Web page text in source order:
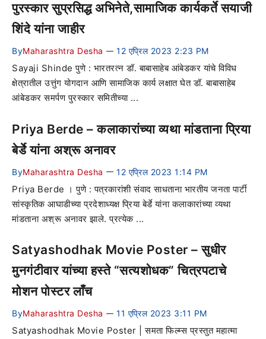
पुरस्कार सुप्रसिद्ध अभिनेते,सामाजिक कार्यकर्ते सयाजी
शिंदे यांना जाहीर
ByMaharashtra Desha — 12 एप्रिल 2023 2:23 PM
Sayaji Shinde पुणे : भारतरत्न डॉ. बाबासाहेब आंबेडकर यांचे विविध
क्षेत्रातील उत्तुंग योगदान आणि सामाजिक कार्य लक्षात घेत डॉ. बाबासाहेब
आंबेडकर समर्पण पुरस्कार समितीच्या ...
Priya Berde – कलाकारांच्या व्यथा मांडताना प्रिया
बेर्डे यांना अश्रू अनावर
ByMaharashtra Desha — 12 एप्रिल 2023 1:14 PM
Priya Berde । पुणे : पत्रकारांशी संवाद साधताना भारतीय जनता पार्टी
सांस्कृतिक आघाडीच्या प्रदेशाध्यक्ष प्रिया बेर्डे यांना कलाकारांच्या व्यथा
मांडताना अश्रू अनावर झाले. प्रत्येक ...
Satyashodhak Movie Poster – सुधीर
मुनगंटीवार यांच्या हस्ते “सत्यशोधक” चित्रपटाचे
मोशन पोस्टर लाँच
ByMaharashtra Desha — 11 एप्रिल 2023 3:11 PM
Satyashodhak Movie Poster | समता फिल्म्स प्रस्तुत महात्मा